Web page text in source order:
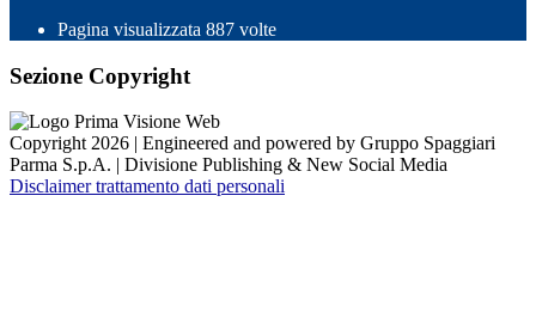
Pagina visualizzata 887 volte
Sezione Copyright
Copyright 2026 | Engineered and powered by Gruppo Spaggiari
Parma S.p.A. | Divisione Publishing & New Social Media
Disclaimer trattamento dati personali